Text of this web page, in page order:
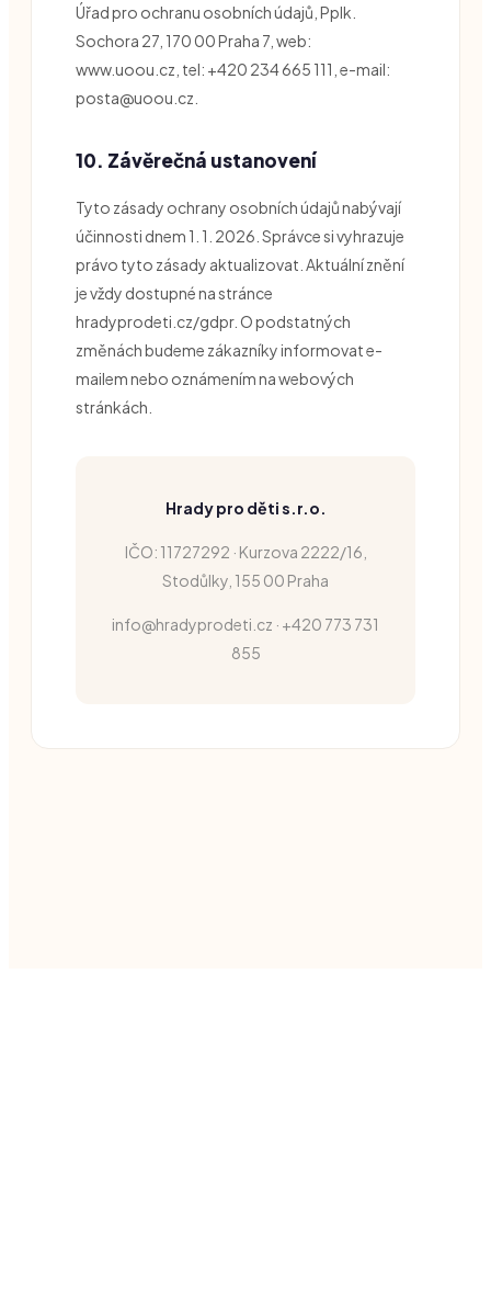
Úřad pro ochranu osobních údajů, Pplk.
Sochora 27, 170 00 Praha 7, web:
www.uoou.cz, tel: +420 234 665 111, e-mail:
posta@uoou.cz.
10. Závěrečná ustanovení
Tyto zásady ochrany osobních údajů nabývají
účinnosti dnem 1. 1. 2026. Správce si vyhrazuje
právo tyto zásady aktualizovat. Aktuální znění
je vždy dostupné na stránce
hradyprodeti.cz/gdpr. O podstatných
změnách budeme zákazníky informovat e-
mailem nebo oznámením na webových
stránkách.
Hrady pro děti s.r.o.
IČO: 11727292 · Kurzova 2222/16,
Stodůlky, 155 00 Praha
info@hradyprodeti.cz · +420 773 731
855